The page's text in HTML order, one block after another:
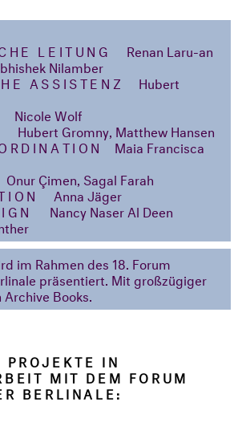
LEITUNG
Renan Laru-an
Nilamber
ASSISTENZ
Hubert
Nicole Wolf
Hubert Gromny, Matthew Hansen
Maia Francisca
Onur Çimen, Sagal Farah​​​​​​​
Anna Jäger
Nancy Naser Al Deen
im Rahmen des 18. Forum
präsentiert. Mit großzügiger
Books.
PROJEKTE IN
MIT DEM FORUM
BERLINALE: